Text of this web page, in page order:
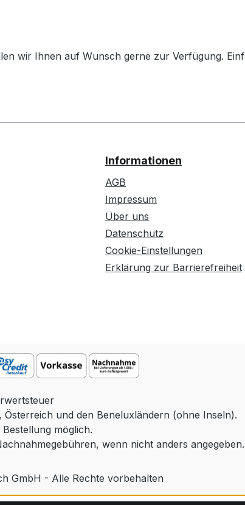
wir Ihnen auf Wunsch gerne zur Verfügung.
Informationen
AGB
Impressum
Über uns
Datenschutz
Cookie-Einstellungen
Erklärung zur Barrierefreiheit
und den Beneluxländern (ohne Inseln).
möglich.
wenn nicht anders angegeben.
GmbH - Alle Rechte vorbehalten